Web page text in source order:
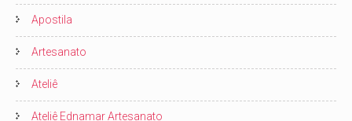
Apostila
Artesanato
Ateliê
Ateliê Ednamar Artesanato